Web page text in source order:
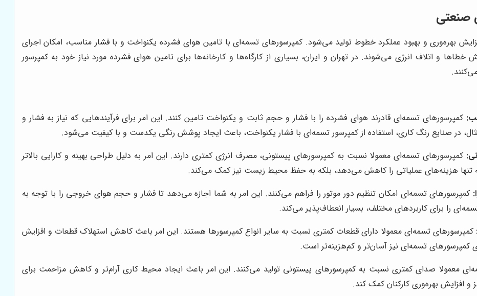
صنعتی
بهره‌وری و بهبود عملکرد خطوط تولید می‌شود. کمپرسورهای تسمه‌ای با تامین هوای فشرده یکنواخت و با فشار مناسب، امکان اجرای
و اتلاف انرژی می‌شوند. در تهران و ایران، بسیاری از کارگاه‌ها و کارخانه‌ها برای تامین هوای فشرده مورد نیاز خود به کمپرسور
کمپرسورهای تسمه‌ای قادرند هوای فشرده را با فشار و حجم ثابت و یکنواخت تامین کنند. این امر برای فرآیندهایی که نیاز به فشار و
در صنایع رنگ کاری، استفاده از کمپرسور تسمه‌ای با فشار یکنواخت، باعث ایجاد پوشش رنگی یکدست و با کیفیت می‌شود.
کمپرسورهای تسمه‌ای معمولا نسبت به کمپرسورهای پیستونی، مصرف انرژی کمتری دارند. این امر به دلیل طراحی بهینه و کارایی بالاتر
هزینه‌های عملیاتی را کاهش می‌دهد، بلکه به حفظ محیط زیست نیز کمک می‌کند.
کمپرسورهای تسمه‌ای امکان تنظیم دور موتور را فراهم می‌کنند. این امر به شما اجازه می‌دهد تا فشار و حجم هوای خروجی را با توجه به
را برای کاربردهای مختلف، بسیار انعطاف‌پذیر می‌کند.
کمپرسورهای تسمه‌ای معمولا دارای قطعات کمتری نسبت به سایر انواع کمپرسورها هستند. این امر باعث کاهش استهلاک قطعات و افزایش
تسمه‌ای نیز آسان‌تر و کم‌هزینه‌تر است.
معمولا صدای کمتری نسبت به کمپرسورهای پیستونی تولید می‌کنند. این امر باعث ایجاد محیط کاری آرام‌تر و کاهش مزاحمت برای
افزایش بهره‌وری کارکنان کمک کند.